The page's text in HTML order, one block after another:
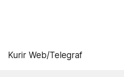
Kurir Web/Telegraf